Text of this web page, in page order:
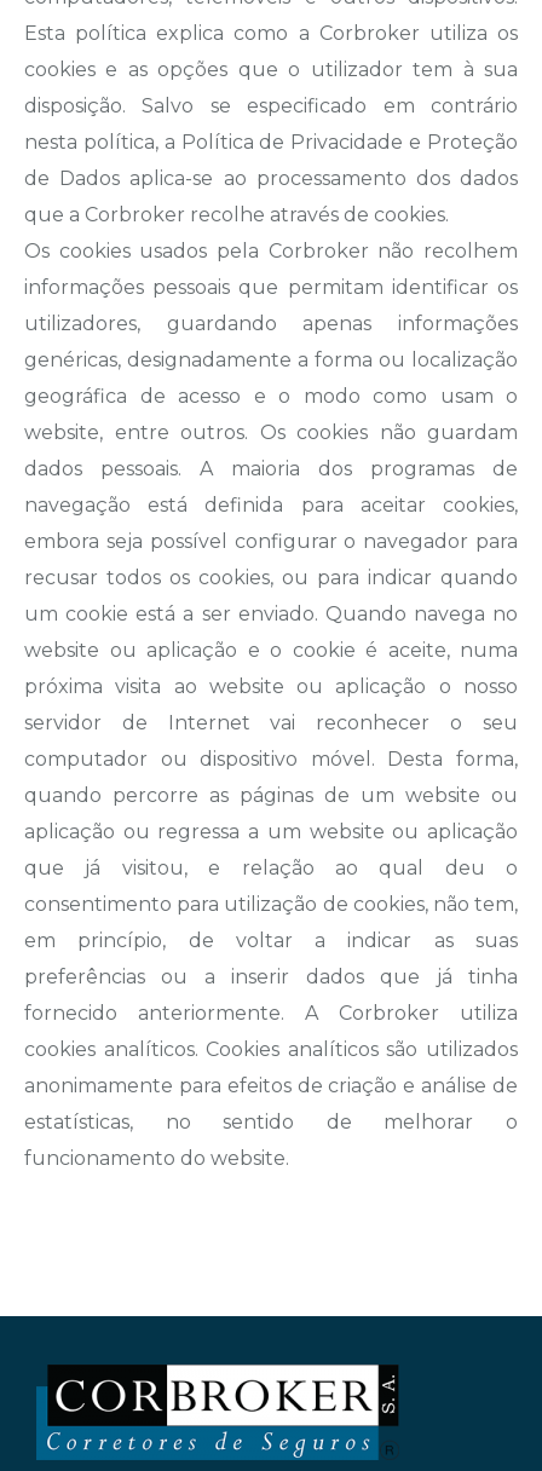
Esta política explica como a Corbroker utiliza os
cookies e as opções que o utilizador tem à sua
disposição. Salvo se especificado em contrário
nesta política, a Política de Privacidade e Proteção
de Dados aplica-se ao processamento dos dados
que a Corbroker recolhe através de cookies.
Os cookies usados pela Corbroker não recolhem
informações pessoais que permitam identificar os
utilizadores, guardando apenas informações
genéricas, designadamente a forma ou localização
geográfica de acesso e o modo como usam o
website, entre outros. Os cookies não guardam
dados pessoais. A maioria dos programas de
navegação está definida para aceitar cookies,
embora seja possível configurar o navegador para
recusar todos os cookies, ou para indicar quando
um cookie está a ser enviado. Quando navega no
website ou aplicação e o cookie é aceite, numa
próxima visita ao website ou aplicação o nosso
servidor de Internet vai reconhecer o seu
computador ou dispositivo móvel. Desta forma,
quando percorre as páginas de um website ou
aplicação ou regressa a um website ou aplicação
que já visitou, e relação ao qual deu o
consentimento para utilização de cookies, não tem,
em princípio, de voltar a indicar as suas
preferências ou a inserir dados que já tinha
fornecido anteriormente. A Corbroker utiliza
cookies analíticos. Cookies analíticos são utilizados
anonimamente para efeitos de criação e análise de
estatísticas, no sentido de melhorar o
funcionamento do website.